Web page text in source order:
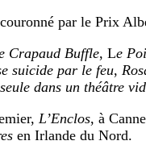
par le Prix
Crapaud Buffle, Le
suicide par le feu,
dans un théâtre
L’Enclos, à
en Irlande du Nord.